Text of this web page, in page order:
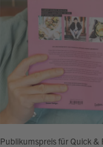
Publikumspreis für Quick &